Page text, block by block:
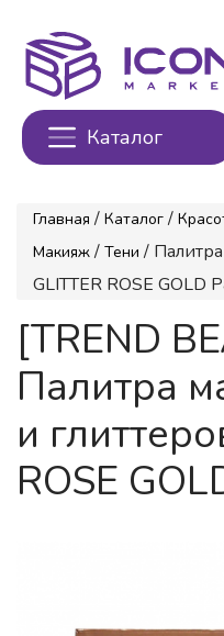
Каталог
Главная / Каталог /
Макияж / Тени /
GLITTER ROSE GOLD
[TREND
Палитра
и
ROSE